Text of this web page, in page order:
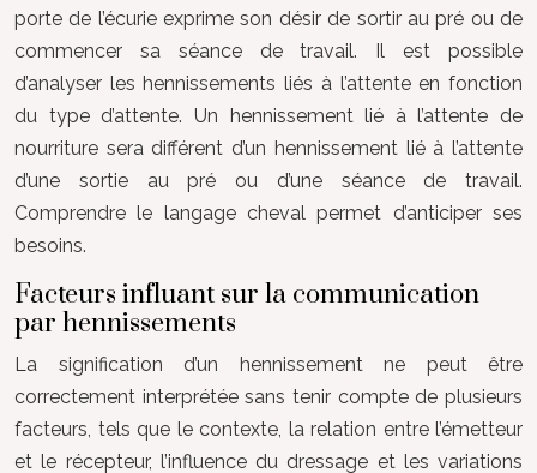
porte de l’écurie exprime son désir de sortir au pré ou de
commencer sa séance de travail. Il est possible
d’analyser les hennissements liés à l’attente en fonction
du type d’attente. Un hennissement lié à l’attente de
nourriture sera différent d’un hennissement lié à l’attente
d’une sortie au pré ou d’une séance de travail.
Comprendre le langage cheval permet d’anticiper ses
besoins.
Facteurs influant sur la communication
par hennissements
La signification d’un hennissement ne peut être
correctement interprétée sans tenir compte de plusieurs
facteurs, tels que le contexte, la relation entre l’émetteur
et le récepteur, l’influence du dressage et les variations